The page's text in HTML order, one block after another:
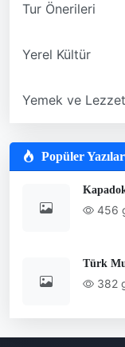
Tur Önerileri
Yerel Kültür
Yemek ve Lezzet
Popüler Yazılar
456
Türk
382